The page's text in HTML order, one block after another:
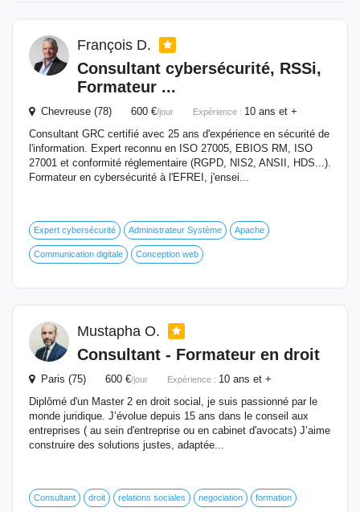
François D.
Consultant cybersécurité, RSSi,
Formateur ...
Chevreuse (78) 600 €/jour Expérience : 10 ans et +
Consultant GRC certifié avec 25 ans d'expérience en sécurité de
l'information. Expert reconnu en ISO 27005, EBIOS RM, ISO
27001 et conformité réglementaire (RGPD, NIS2, ANSII, HDS...).
Formateur en cybersécurité à l'EFREI, j'ensei...
Expert cybersécurité Administrateur Système Apache
Communication digitale Conception web
Mustapha O.
Consultant - Formateur en droit
Paris (75) 600 €/jour Expérience : 10 ans et +
Diplômé d'un Master 2 en droit social, je suis passionné par le
monde juridique. J’évolue depuis 15 ans dans le conseil aux
entreprises ( au sein d'entreprise ou en cabinet d'avocats) J’aime
construire des solutions justes, adaptée...
Consultant droit relations sociales negociation formation